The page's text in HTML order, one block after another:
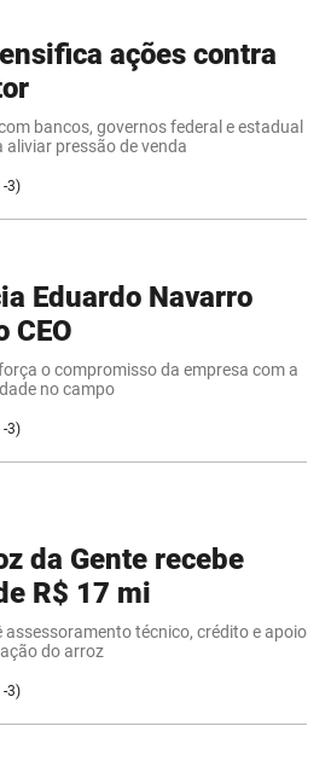
ações contra
bancos, governos federal e estadual
pressão de venda
-3)
Eduardo Navarro
CEO
o compromisso da empresa com a
no campo
-3)
da Gente recebe
R$ 17 mi
assessoramento técnico, crédito e apoio
do arroz
-3)